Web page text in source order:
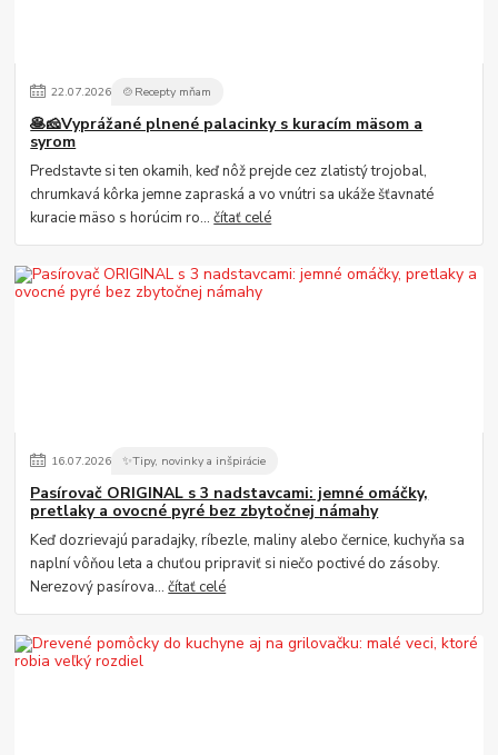
22.07.2026 🍲Recepty mňam
🥞🧀Vyprážané plnené palacinky s kuracím mäsom a
syrom
Predstavte si ten okamih, keď nôž prejde cez zlatistý trojobal,
chrumkavá kôrka jemne zapraská a vo vnútri sa ukáže šťavnaté
kuracie mäso s horúcim ro...čítať celé
16.07.2026 ✨Tipy, novinky a inšpirácie
Pasírovač ORIGINAL s 3 nadstavcami: jemné omáčky,
pretlaky a ovocné pyré bez zbytočnej námahy
Keď dozrievajú paradajky, ríbezle, maliny alebo černice, kuchyňa sa
naplní vôňou leta a chuťou pripraviť si niečo poctivé do zásoby.
Nerezový pasírova...čítať celé